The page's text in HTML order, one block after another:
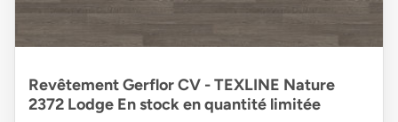
Revêtement Gerflor CV - TEXLINE Nature
2372 Lodge En stock en quantité limitée